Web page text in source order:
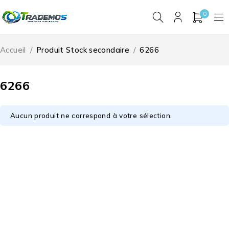
0
6266
Accueil / Produit Stock secondaire / 6266
Aucun produit ne correspond à votre sélection.